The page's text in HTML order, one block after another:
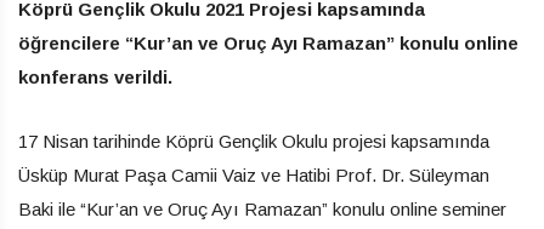
Köprü Gençlik Okulu 2021 Projesi kapsamında
öğrencilere “Kur’an ve Oruç Ayı Ramazan” konulu online
konferans verildi.
17 Nisan tarihinde Köprü Gençlik Okulu projesi kapsamında
Üsküp Murat Paşa Camii Vaiz ve Hatibi Prof. Dr. Süleyman
Baki ile “Kur’an ve Oruç Ayı Ramazan” konulu online seminer